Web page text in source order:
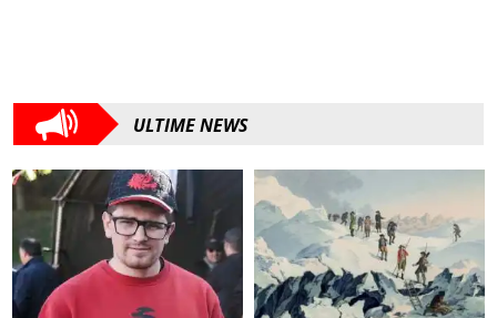
ULTIME NEWS